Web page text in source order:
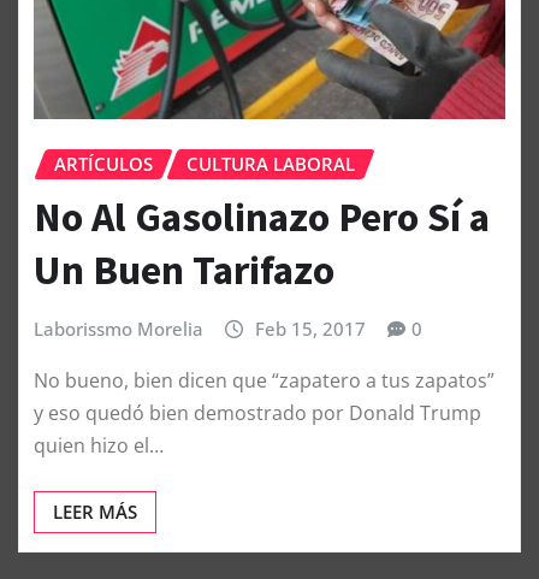
ARTÍCULOS CULTURA LABORAL
No Al Gasolinazo Pero Sí a
Un Buen Tarifazo
Laborissmo Morelia Feb 15, 2017 0
No bueno, bien dicen que “zapatero a tus zapatos”
y eso quedó bien demostrado por Donald Trump
quien hizo el…
LEER MÁS